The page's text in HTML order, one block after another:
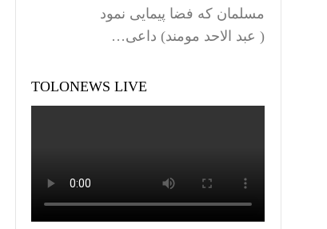
مسلمان که فضا پیمایی نمود
( عبد الاحد مومند) داعی…
TOLONEWS LIVE